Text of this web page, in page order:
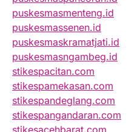
puskesmasmenteng.id
puskesmassenen.id
puskesmaskramatjati.id
puskesmasngambeg.id
stikespacitan.com
stikespamekasan.com
stikespandeglang.com
stikespangandaran.com